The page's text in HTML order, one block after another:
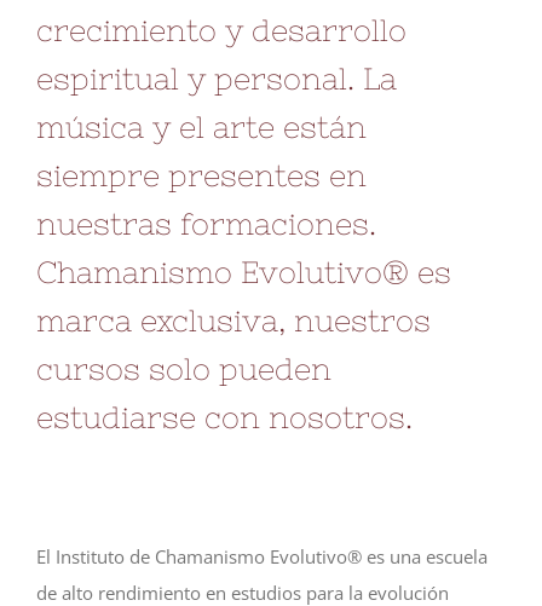
crecimiento y desarrollo
espiritual y personal. La
música y el arte están
siempre presentes en
nuestras formaciones.
Chamanismo Evolutivo® es
marca exclusiva, nuestros
cursos solo pueden
estudiarse con nosotros.
El Instituto de Chamanismo Evolutivo® es una escuela
de alto rendimiento en estudios para la evolución